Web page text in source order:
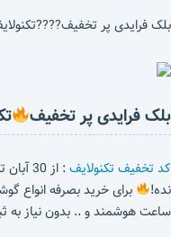
بلک فرایدی پر
بلک فرایدی پر تخفیف
کد تخفیف تکنولایف
نده!
برای خرید بصرفه انواع
ساعت هوشمند و .. بدون نیاز به